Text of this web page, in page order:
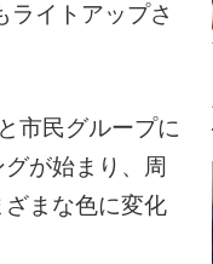
ライトアップさ
市民グループに
が始まり、周
まな色に変化